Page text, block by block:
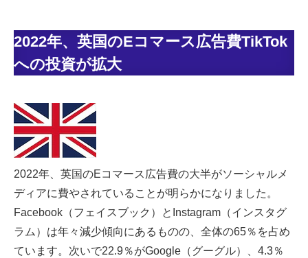
2022年、英国のEコマース広告費TikTok
への投資が拡大
2022年、英国のEコマース広告費の大半がソーシャルメ
ディアに費やされていることが明らかになりました。
Facebook（フェイスブック）とInstagram（インスタグ
ラム）は年々減少傾向にあるものの、全体の65％を占め
ています。次いで22.9％がGoogle（グーグル）、4.3％